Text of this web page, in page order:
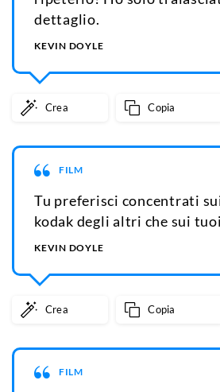
dettaglio.
KEVIN DOYLE
Crea Copia
FILM
Tu preferisci concentrati
kodak degli altri che sui
KEVIN DOYLE
Crea Copia
FILM